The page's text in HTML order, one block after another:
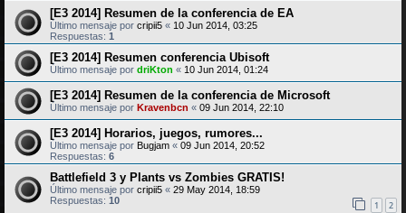
[E3 2014] Resumen de la conferencia de EA
Último mensaje por cripii5 « 10 Jun 2014, 03:25
Respuestas: 1
[E3 2014] Resumen conferencia Ubisoft
Último mensaje por driKton « 10 Jun 2014, 01:24
[E3 2014] Resumen de la conferencia de Microsoft
Último mensaje por Kravenbcn « 09 Jun 2014, 22:10
[E3 2014] Horarios, juegos, rumores...
Último mensaje por Bugjam « 09 Jun 2014, 20:52
Respuestas: 6
Battlefield 3 y Plants vs Zombies GRATIS!
Último mensaje por cripii5 « 29 May 2014, 18:59
Respuestas: 10 1 2